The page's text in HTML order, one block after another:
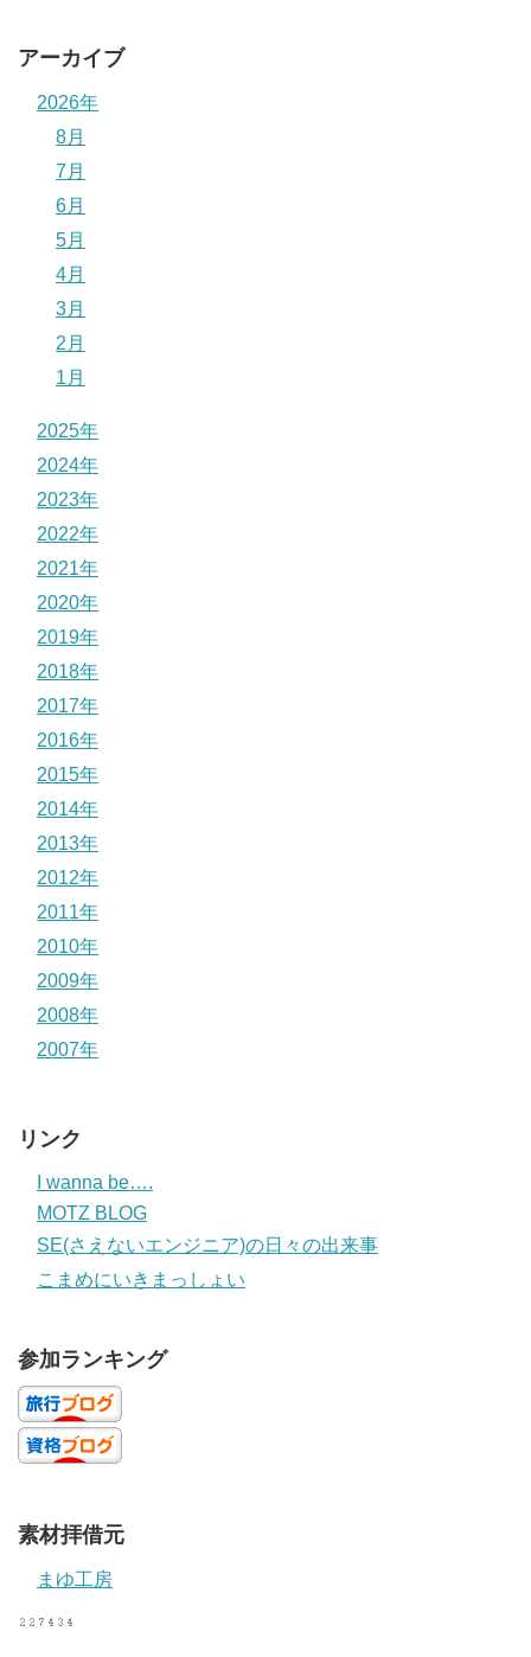
アーカイブ
2026年
8月
7月
6月
5月
4月
3月
2月
1月
2025年
2024年
2023年
2022年
2021年
2020年
2019年
2018年
2017年
2016年
2015年
2014年
2013年
2012年
2011年
2010年
2009年
2008年
2007年
リンク
I wanna be….
MOTZ BLOG
SE(さえないエンジニア)の日々の出来事
こまめにいきまっしょい
参加ランキング
素材拝借元
まゆ工房